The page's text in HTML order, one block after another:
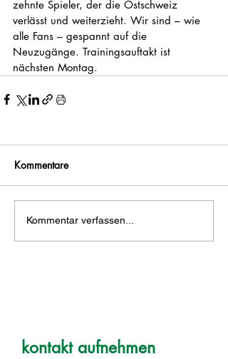
zehnte Spieler, der die Ostschweiz
verlässt und weiterzieht. Wir sind – wie
alle Fans – gespannt auf die
Neuzugänge. Trainingsauftakt ist
nächsten Montag.
Kommentare
Kommentar verfassen...
kontakt aufnehmen